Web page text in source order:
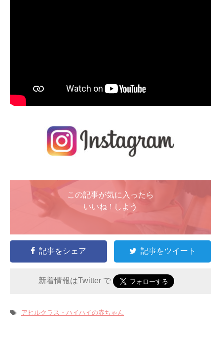
この記事が気に入ったら
いいね ! しよう
記事をシェア 記事をツイート
新着情報はTwitter で
-アヒルクラス・ハイハイの赤ちゃん